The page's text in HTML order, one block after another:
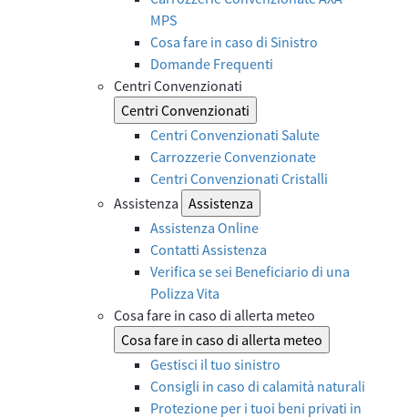
MPS
Cosa fare in caso di Sinistro
Domande Frequenti
Centri Convenzionati
Centri Convenzionati
Centri Convenzionati Salute
Carrozzerie Convenzionate
Centri Convenzionati Cristalli
Assistenza Assistenza
Assistenza Online
Contatti Assistenza
Verifica se sei Beneficiario di una
Polizza Vita
Cosa fare in caso di allerta meteo
Cosa fare in caso di allerta meteo
Gestisci il tuo sinistro
Consigli in caso di calamità naturali
Protezione per i tuoi beni privati in